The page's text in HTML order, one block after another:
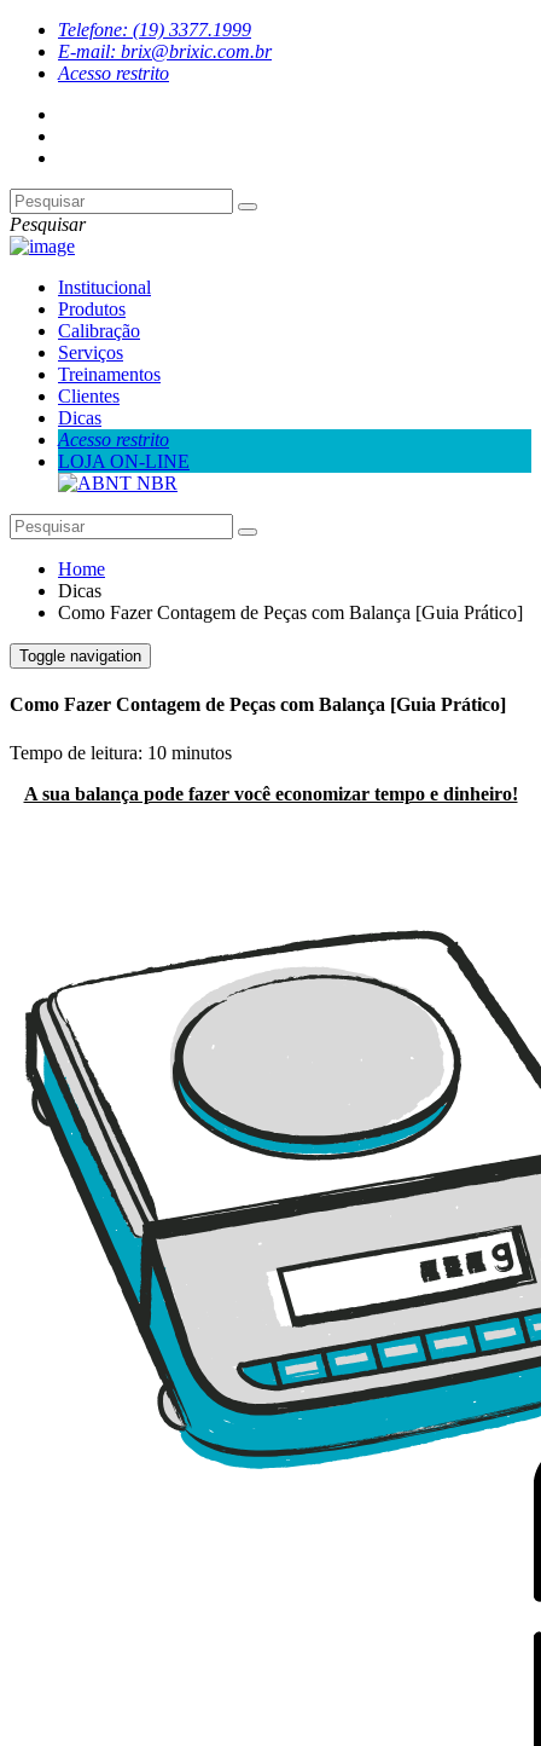
Telefone: (19) 3377.1999
E-mail: brix@brixic.com.br
Acesso restrito
Pesquisar
Institucional
Produtos
Calibração
Serviços
Treinamentos
Clientes
Dicas
Acesso restrito
LOJA ON-LINE
Home
Dicas
Como Fazer Contagem de Peças com Balança [Guia Prático]
Toggle navigation
Como Fazer Contagem de Peças com Balança [Guia Prático]
Tempo de leitura: 10 minutos
A sua balança pode fazer você economizar tempo e dinheiro!